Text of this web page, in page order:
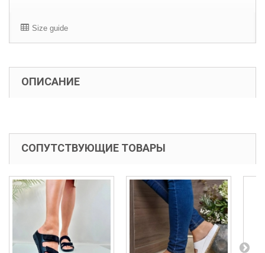
Size guide
ОПИСАНИЕ
СОПУТСТВУЮЩИЕ ТОВАРЫ